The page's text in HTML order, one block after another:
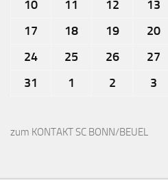
10
11 12 13
17
18 19 20
24
25 26 27
31
1 2 3
zum KONTAKT SC BONN/BEUEL